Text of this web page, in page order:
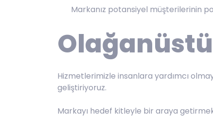
Markanız potansiyel müşterilerinin
Hizmetlerimizle insanlara yardımcı
geliştiriyoruz.
Markayı hedef kitleyle bir araya